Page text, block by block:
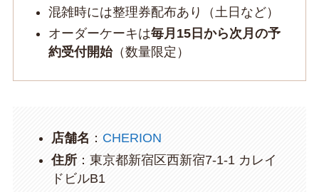
混雑時には整理券配布あり（土日など）
オーダーケーキは毎月15日から次月の予
約受付開始（数量限定）
店舗名 ： CHERION
住所：東京都新宿区西新宿7-1-1 カレイ
ドビルB1